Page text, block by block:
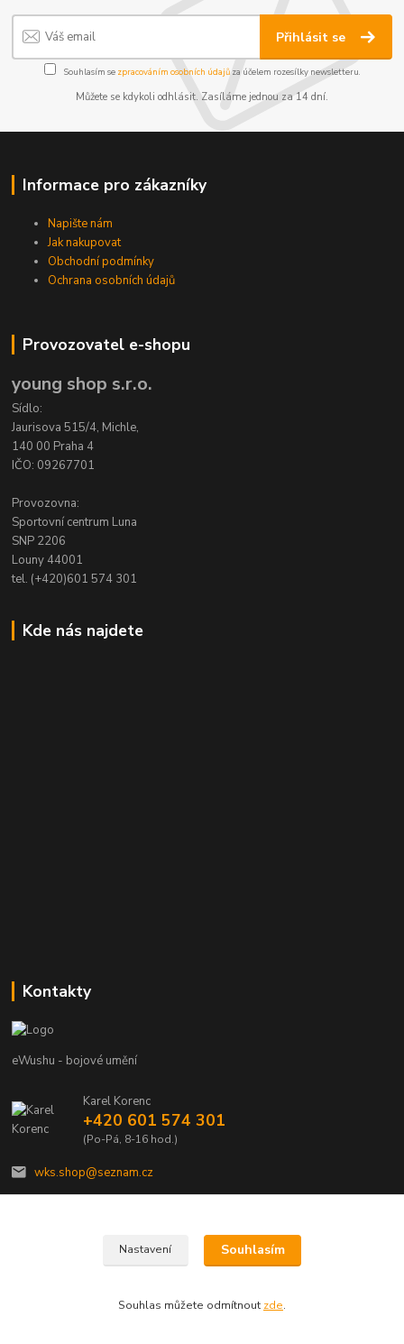
Přihlásit se
Souhlasím se zpracováním osobních údajůza účelem rozesílky newsletteru.
Můžete se kdykoli odhlásit. Zasíláme jednou za 14 dní.
Informace pro zákazníky
Napište nám
Jak nakupovat
Obchodní podmínky
Ochrana osobních údajů
Provozovatel e-shopu
young shop s.r.o.
Sídlo:
Jaurisova 515/4, Michle,
140 00 Praha 4
IČO: 09267701
Provozovna:
Sportovní centrum Luna
SNP 2206
Louny 44001
tel. (+420)601 574 301
Kde nás najdete
Kontakty
eWushu - bojové umění
Karel Korenc
+420 601 574 301
(Po-Pá, 8-16 hod.)
wks.shop@seznam.cz
© Copyright 2021 - Young shop s.r.o., Jaurisova 515/4, Michle, 140 00 Praha 4
Nastavení Souhlasím
Souhlas můžete odmítnout zde.